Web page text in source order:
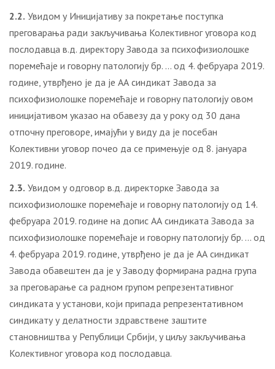
2.2. Увидом у Иницијативу за покретање поступка
преговарања ради закључивања Колективног уговора код
послодавца в.д. директору Завода за психофизиолошке
поремећаје и говорну патологију бр. … од 4. фебруара 2019.
године, утврђено је да је АА синдикат Завода за
психофизиолошке поремећаје и говорну патологију овом
иницијативом указао на обавезу да у року од 30 дана
отпочну преговоре, имајући у виду да је посебан
Колективни уговор почео да се примењује од 8. јануара
2019. године.
2.3. Увидом у одговор в.д. директорке Завода за
психофизиолошке поремећаје и говорну патологију од 14.
фебруара 2019. године на допис АА синдиката Завода за
психофизиолошке поремећаје и говорну патологију бр. … од
4. фебруара 2019. године, утврђено је да је АА синдикат
Завода обавештен да је у Заводу формирана радна група
за преговарање са радном групом репрезентативног
синдиката у установи, који припада репрезентативном
синдикату у делатности здравствене заштите
становништва у Републици Србији, у циљу закључивања
Колективног уговора код послодавца.